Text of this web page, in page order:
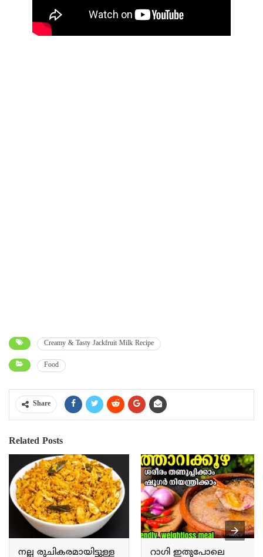
Creamy & Tasty Jackfruit Milk Recipe
Food
Share
Related Posts
നല്ല രുചികരമായിട്ടുള്ള റാഗി ഇതുപോലെ